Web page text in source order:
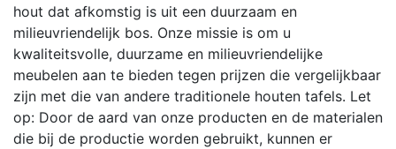
hout dat afkomstig is uit een duurzaam en
milieuvriendelijk bos. Onze missie is om u
kwaliteitsvolle, duurzame en milieuvriendelijke
meubelen aan te bieden tegen prijzen die vergelijkbaar
zijn met die van andere traditionele houten tafels. Let
op: Door de aard van onze producten en de materialen
die bij de productie worden gebruikt, kunnen er